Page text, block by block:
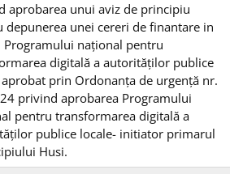
aprobarea unui aviz de principiu
depunerea unei cereri de finantare in
Programului național pentru
digitală a autorităților publice
prin Ordonanța de urgență nr.
privind aprobarea Programului
pentru transformarea digitală a
publice locale- initiator primarul
Husi.